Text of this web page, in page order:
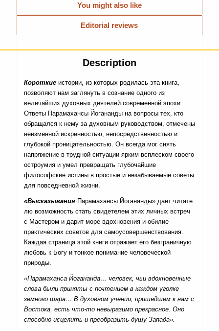
You might also like
Editorial reviews
Description
Короткиеистории, из которых родилась эта книга,
позволяют нам заглянуть в сознание одного из
величайших духовных деятелей современной эпохи.
Ответы Парамахансы Йогананды на вопросы тех, кто
обращался к нему за духовным руководством, отмечены
неизменной искренностью, непосредственностью и
глубокой проницательностью. Он всегда мог снять
напряжение в трудной ситуации ярким всплеском своего
остроумия и умел превращать глубочайшие
философские истины в простые и незабываемые советы
для повседневной жизни.
«Высказывания Парамахансы Йогананды» дает читате
лю возможность стать свидетелем этих личных встреч
с Мастером и дарит море вдохновения и обилие
практических советов для самоусовершенствования.
Каждая страница этой книги отражает его безграничную
любовь к Богу и тонкое понимание человеческой
природы.
«Парамаханса Йогананда… человек, чьи вдохновенные
слова были приняты с почтением в каждом уголке
земного шара… В духовном учении, пришедшем к нам с
Востока, есть что-то невыразимо прекрасное. Оно
способно исцелить и преобразить душу Запада».